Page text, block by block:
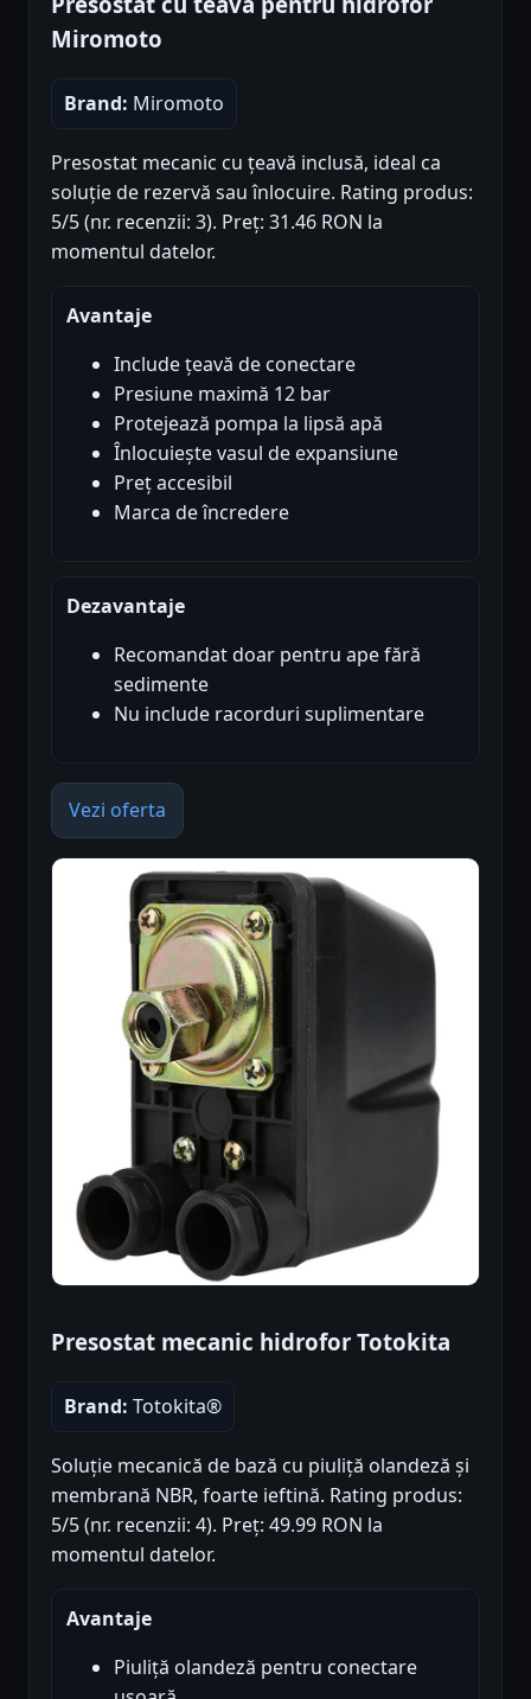
Miromoto
Brand: Miromoto
Presostat mecanic cu țeavă inclusă, ideal ca
soluție de rezervă sau înlocuire. Rating produs:
5/5 (nr. recenzii: 3). Preț: 31.46 RON la
momentul datelor.
Avantaje
Include țeavă de conectare
Presiune maximă 12 bar
Protejează pompa la lipsă apă
Înlocuiește vasul de expansiune
Preț accesibil
Marca de încredere
Dezavantaje
Recomandat doar pentru ape fără
sedimente
Nu include racorduri suplimentare
Vezi oferta
Presostat mecanic hidrofor Totokita
Brand: Totokita®
Soluție mecanică de bază cu piuliță olandeză și
membrană NBR, foarte ieftină. Rating produs:
5/5 (nr. recenzii: 4). Preț: 49.99 RON la
momentul datelor.
Avantaje
Piuliță olandeză pentru conectare